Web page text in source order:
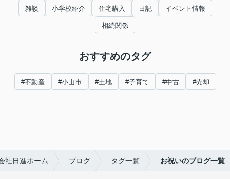
雑談 小学校紹介 住宅購入 日記 イベント情報
相続関係
おすすめのタグ
#不動産 #小山市 #土地 #子育て #中古 #売却
社日進ホーム ブログ タグ一覧 お祝いのブログ一覧